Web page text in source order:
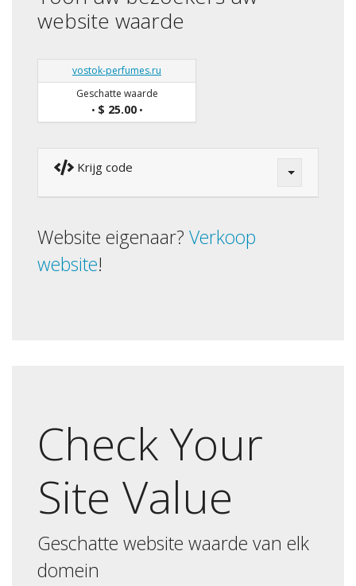
website waarde
vostok-perfumes.ru
Geschatte waarde
• $ 25.00•
Krijg code
Website eigenaar? Verkoop
website!
Check Your
Site Value
Geschatte website waarde van elk
domein